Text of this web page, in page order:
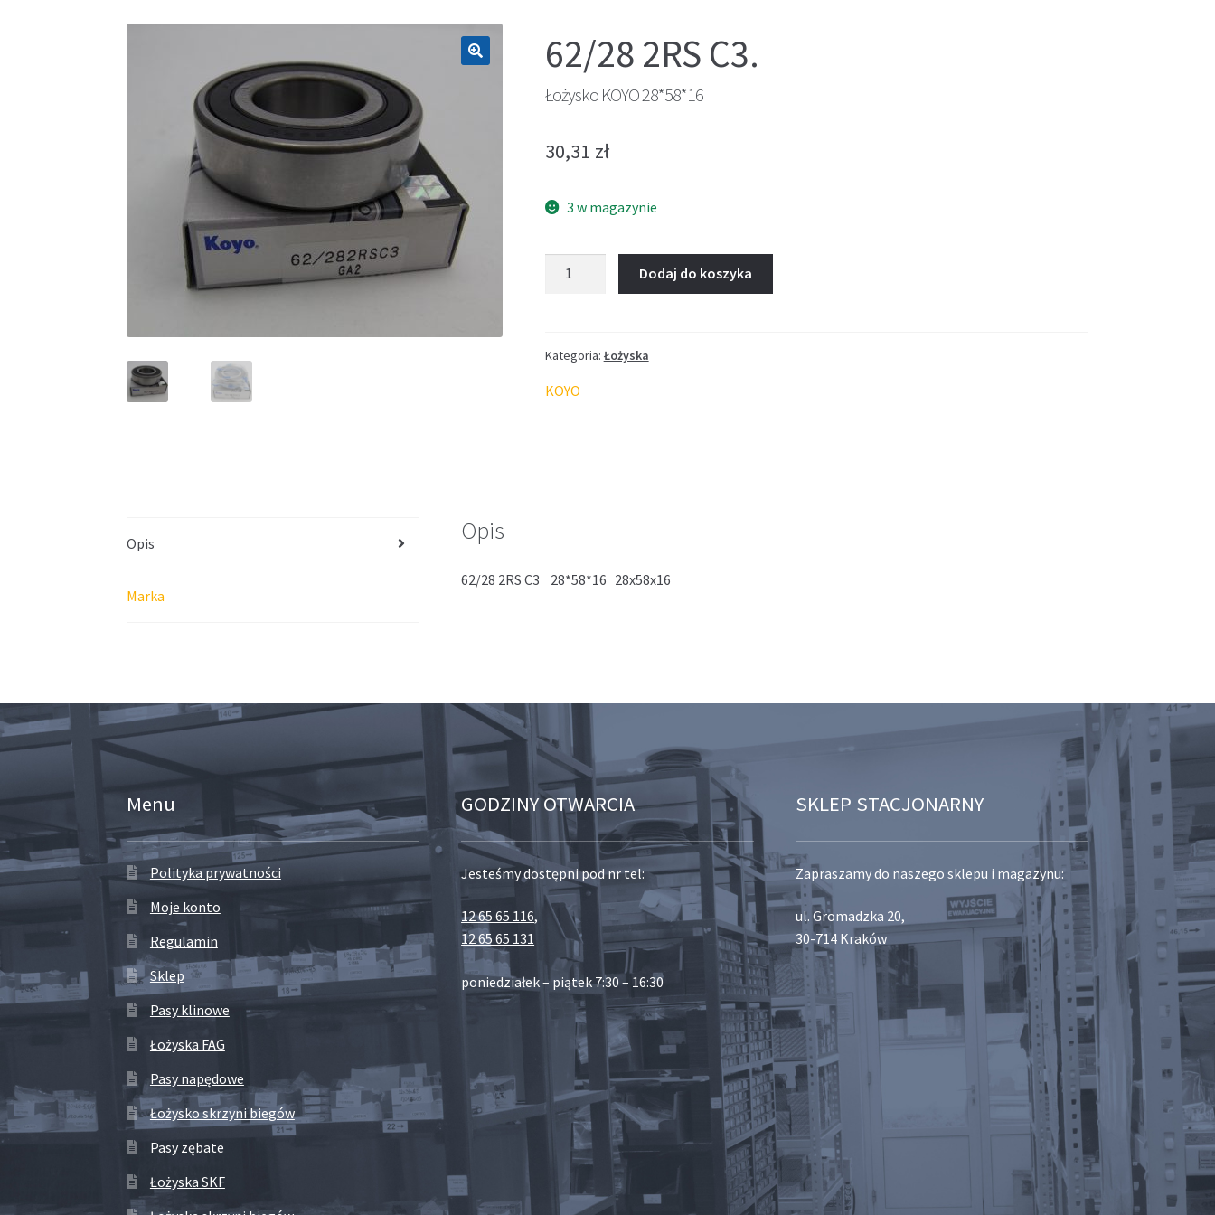
62/28 2RS C3.
Łożysko KOYO 28*58*16
30,31 zł
3 w magazynie
Dodaj do koszyka
Kategoria: Łożyska
KOYO
Opis
Marka
Opis
62/28 2RS C3 28*58*16 28x58x16
Menu
Polityka prywatności
Moje konto
Regulamin
Sklep
Pasy klinowe
Łożyska FAG
Pasy napędowe
Łożysko skrzyni biegów
Pasy zębate
Łożyska SKF
GODZINY OTWARCIA
Jesteśmy dostępni pod nr tel:
12 65 65 116,
12 65 65 131
poniedziałek – piątek 7:30 – 16:30
SKLEP STACJONARNY
Zapraszamy do naszego sklepu i magazynu:
ul. Gromadzka 20,
30-714 Kraków